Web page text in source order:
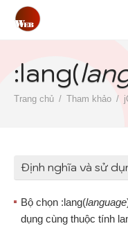
:lang(
Trang chủ Tham khảo
Định nghĩa và sử
Bộ chọn :lang(language
dụng cùng thuộc tính